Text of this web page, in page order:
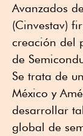
Avanzados
(Cinvestav)
creación del
de
Se trata de
México y
desarrollar
global de